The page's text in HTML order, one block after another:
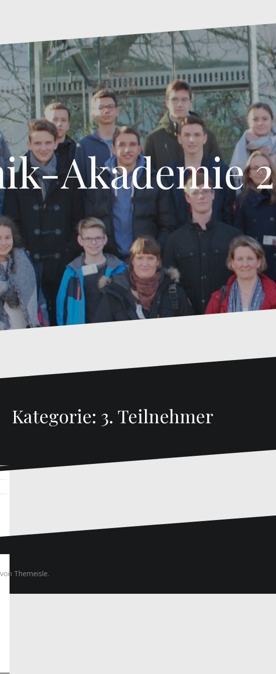
Akademie
Kategorie: 3. Teilnehmer
von Themeisle.